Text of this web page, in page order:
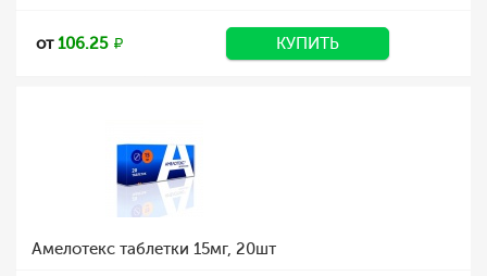
от106.25 КУПИТЬ
Амелотекс таблетки 15мг, 20шт